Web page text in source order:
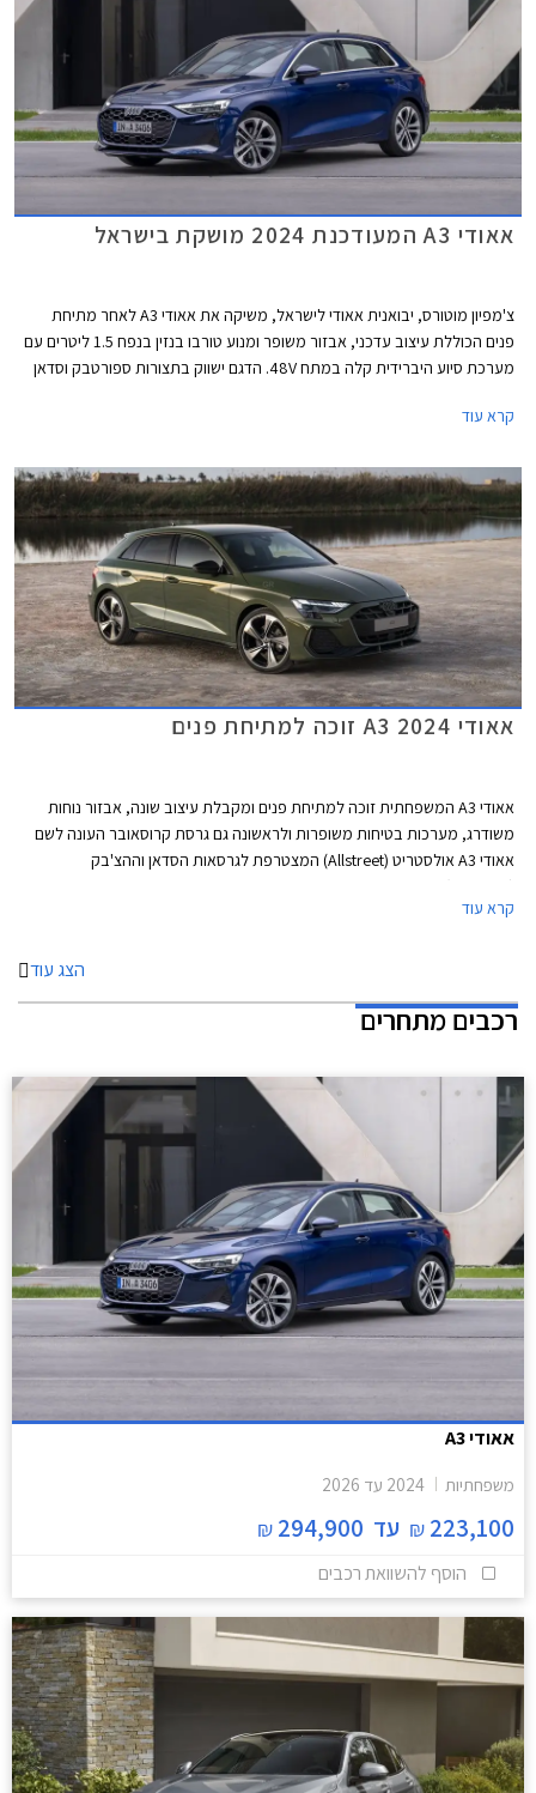
אאודי A3 המעודכנת 2024 מושקת בישראל
צ'מפיון מוטורס, יבואנית אאודי לישראל, משיקה את אאודי A3 לאחר מתיחת
פנים הכוללת עיצוב עדכני, אבזור משופר ומנוע טורבו בנזין בנפח 1.5 ליטרים עם
מערכת סיוע היברידית קלה במתח 48V. הדגם ישווק בתצורות ספורטבק וסדאן
פנאי שטח, לא מגיעה לישראל בשלב זה.
קרא עוד
אאודי A3 2024 זוכה למתיחת פנים
אאודי A3 המשפחתית זוכה למתיחת פנים ומקבלת עיצוב שונה, אבזור נוחות
משודרג, מערכות בטיחות משופרות ולראשונה גם גרסת קרוסאובר העונה לשם
אאודי A3 אולסטריט (Allstreet) המצטרפת לגרסאות הסדאן וההצ'בק
(ספורטבק).
קרא עוד
הצג עוד
רכבים מתחרים
אאודי A3
משפחתיות 2024 עד 2026
223,100
₪ עד 294,900
₪
הוסף להשוואת רכבים